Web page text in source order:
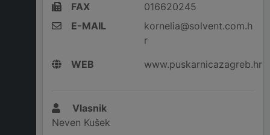
FAX
016620245
E-MAIL
kornelia@solvent.com.h
r
WEB
www.puskarnicazagreb.hr
Vlasnik
Neven Kušek